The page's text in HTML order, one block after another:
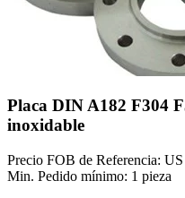
Placa DIN A182 F304
inoxidable
Precio FOB de Referencia:
Min. Pedido mínimo: 1 pieza